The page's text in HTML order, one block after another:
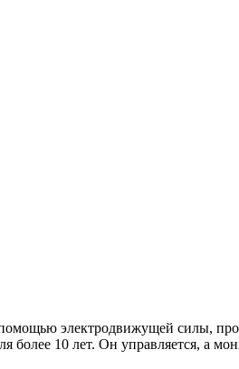
электродвижущей силы,
более 10 лет. Он управляется, а